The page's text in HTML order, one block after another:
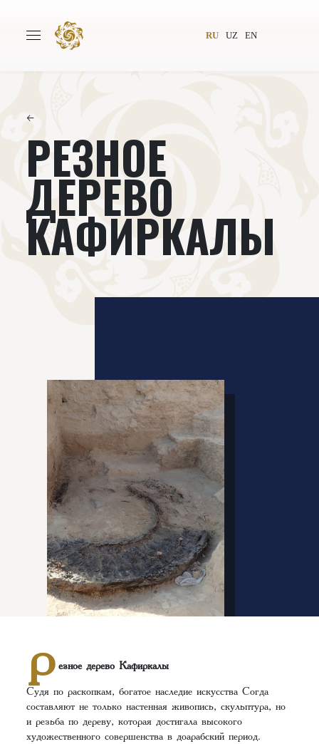
RU UZ EN
Авторы
Издательство
Проекты Подкасты
Книги Видеолекторий
←
РЕЗНОЕ
ДЕРЕВО
КАФИРКАЛЫ
Р езное дерево Кафиркалы
Судя по раскопкам, богатое наследие искусства Согда
составляют не только настенная живопись, скульптура, но
и резьба по дереву, которая достигала высокого
художественного совершенства в доарабский период.